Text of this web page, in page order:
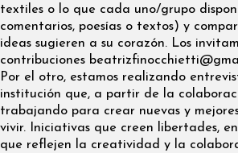
textiles o lo que cada uno/grupo
comentarios, poesías o textos) y
ideas sugieren a su corazón. Los
contribuciones
Por el otro, estamos realizando
institución que, a partir de la
trabajando para crear nuevas y
vivir. Iniciativas que creen libertades,
que reflejen la creatividad y la